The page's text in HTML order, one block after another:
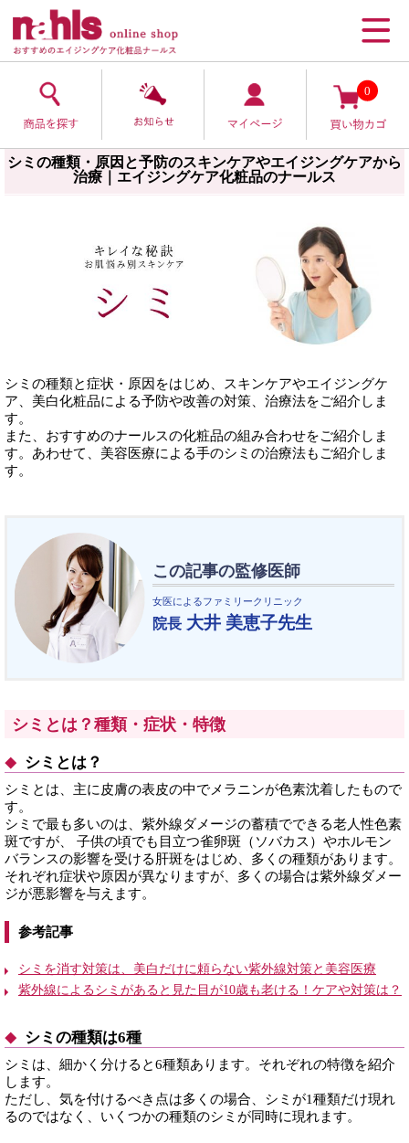
0
シミの種類・原因と予防のスキンケアやエイジングケアから
治療｜エイジングケア化粧品のナールス
シミの種類と症状・原因をはじめ、スキンケアやエイジングケ
ア、美白化粧品による予防や改善の対策、治療法をご紹介しま
す。
また、おすすめのナールスの化粧品の組み合わせをご紹介しま
す。あわせて、美容医療による手のシミの治療法もご紹介しま
す。
この記事の監修医師
女医によるファミリークリニック
院長 大井 美恵子先生
シミとは？種類・症状・特徴
シミとは？
シミとは、主に皮膚の表皮の中でメラニンが色素沈着したもので
す。
シミで最も多いのは、紫外線ダメージの蓄積でできる老人性色素
斑ですが、 子供の頃でも目立つ雀卵斑（ソバカス）やホルモン
バランスの影響を受ける肝斑をはじめ、多くの種類があります。
それぞれ症状や原因が異なりますが、多くの場合は紫外線ダメー
ジが悪影響を与えます。
参考記事
シミを消す対策は、美白だけに頼らない紫外線対策と美容医療
紫外線によるシミがあると見た目が10歳も老ける！ケアや対策は？
シミの種類は6種
シミは、細かく分けると6種類あります。それぞれの特徴を紹介
します。
ただし、気を付けるべき点は多くの場合、シミが1種類だけ現れ
るのではなく、いくつかの種類のシミが同時に現れます。